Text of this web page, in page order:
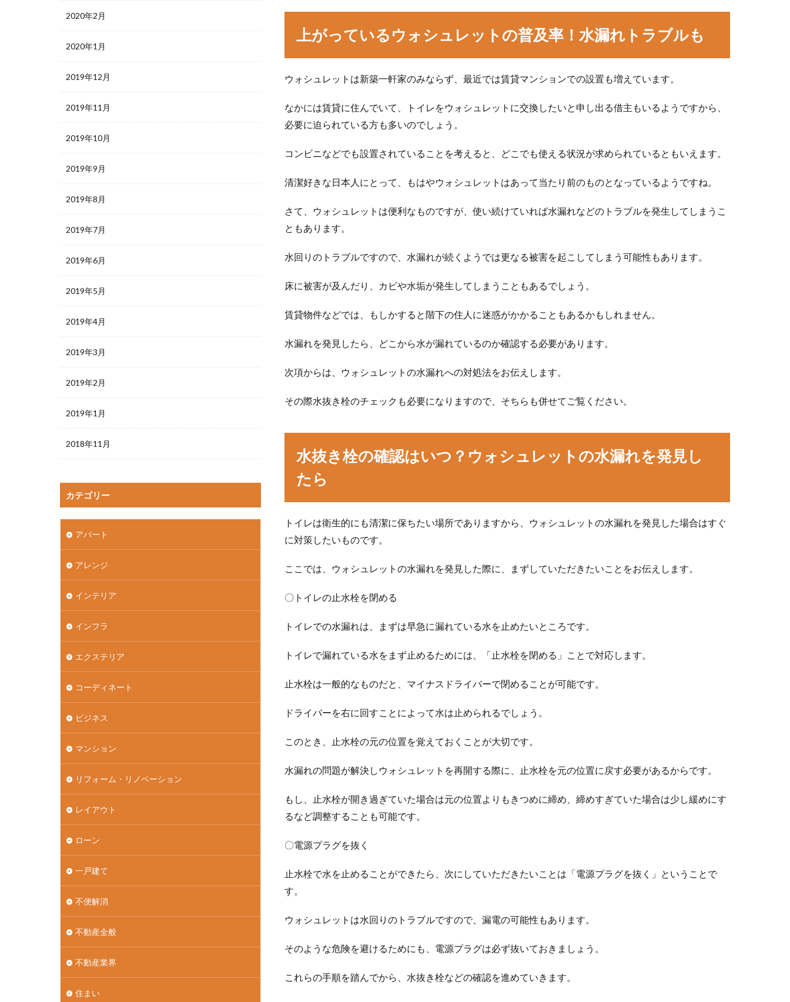
上がっているウォシュレットの普及率！水漏れトラブルも
ウォシュレットは新築一軒家のみならず、最近では賃貸マンションでの設置も増えています。
なかには賃貸に住んでいて、トイレをウォシュレットに交換したいと申し出る借主もいるようですから、
必要に迫られている方も多いのでしょう。
コンビニなどでも設置されていることを考えると、どこでも使える状況が求められているともいえます。
清潔好きな日本人にとって、もはやウォシュレットはあって当たり前のものとなっているようですね。
さて、ウォシュレットは便利なものですが、使い続けていれば水漏れなどのトラブルを発生してしまうこ
ともあります。
水回りのトラブルですので、水漏れが続くようでは更なる被害を起こしてしまう可能性もあります。
床に被害が及んだり、カビや水垢が発生してしまうこともあるでしょう。
賃貸物件などでは、もしかすると階下の住人に迷惑がかかることもあるかもしれません。
水漏れを発見したら、どこから水が漏れているのか確認する必要があります。
次項からは、ウォシュレットの水漏れへの対処法をお伝えします。
その際水抜き栓のチェックも必要になりますので、そちらも併せてご覧ください。
水抜き栓の確認はいつ？ウォシュレットの水漏れを発見し
たら
トイレは衛生的にも清潔に保ちたい場所でありますから、ウォシュレットの水漏れを発見した場合はすぐ
に対策したいものです。
ここでは、ウォシュレットの水漏れを発見した際に、まずしていただきたいことをお伝えします。
〇トイレの止水栓を閉める
トイレでの水漏れは、まずは早急に漏れている水を止めたいところです。
トイレで漏れている水をまず止めるためには、「止水栓を閉める」ことで対応します。
止水栓は一般的なものだと、マイナスドライバーで閉めることが可能です。
ドライバーを右に回すことによって水は止められるでしょう。
このとき、止水栓の元の位置を覚えておくことが大切です。
水漏れの問題が解決しウォシュレットを再開する際に、止水栓を元の位置に戻す必要があるからです。
もし、止水栓が開き過ぎていた場合は元の位置よりもきつめに締め、締めすぎていた場合は少し緩めにす
るなど調整することも可能です。
〇電源プラグを抜く
止水栓で水を止めることができたら、次にしていただきたいことは「電源プラグを抜く」ということで
す。
ウォシュレットは水回りのトラブルですので、漏電の可能性もあります。
そのような危険を避けるためにも、電源プラグは必ず抜いておきましょう。
これらの手順を踏んでから、水抜き栓などの確認を進めていきます。
2020年2月
2020年1月
2019年12月
2019年11月
2019年10月
2019年9月
2019年8月
2019年7月
2019年6月
2019年5月
2019年4月
2019年3月
2019年2月
2019年1月
2018年11月
カテゴリー
アパート
アレンジ
インテリア
インフラ
エクステリア
コーディネート
ビジネス
マンション
リフォーム・リノベーション
レイアウト
ローン
一戸建て
不便解消
不動産全般
不動産業界
住まい